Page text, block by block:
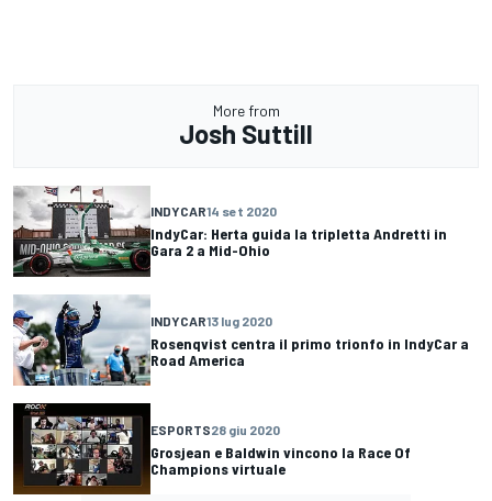
More from
Josh Suttill
INDYCAR14 set 2020
IndyCar: Herta guida la tripletta Andretti in
Gara 2 a Mid-Ohio
INDYCAR13 lug 2020
Rosenqvist centra il primo trionfo in IndyCar a
Road America
ESPORTS28 giu 2020
Grosjean e Baldwin vincono la Race Of
Champions virtuale